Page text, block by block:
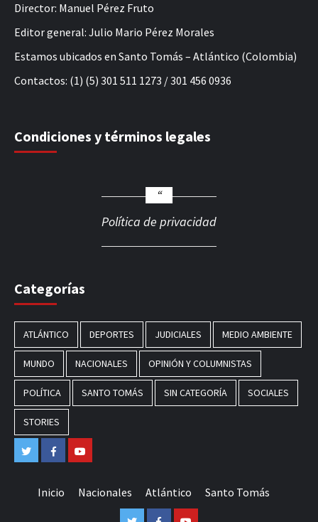
Director: Manuel Pérez Fruto
Editor general: Julio Mario Pérez Morales
Estamos ubicados en Santo Tomás – Atlántico (Colombia)
Contactos: (1) (5) 301 511 1273 / 301 456 0936
Condiciones y términos legales
Política de privacidad
Categorías
ATLÁNTICO DEPORTES JUDICIALES MEDIO AMBIENTE
MUNDO NACIONALES OPINIÓN Y COLUMNISTAS
POLÍTICA SANTO TOMÁS SIN CATEGORÍA SOCIALES
STORIES
TwitterFacebook
Inicio Nacionales Atlántico Santo Tomás